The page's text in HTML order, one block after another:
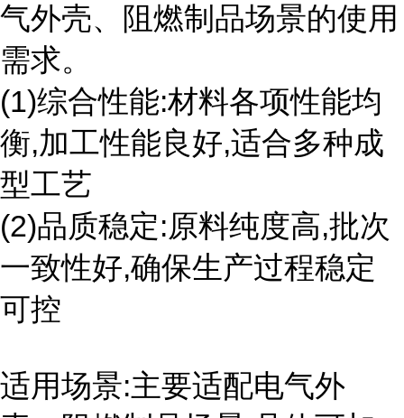
气外壳、阻燃制品场景的使用
需求。
(1)综合性能:材料各项性能均
衡,加工性能良好,适合多种成
型工艺
(2)品质稳定:原料纯度高,批次
一致性好,确保生产过程稳定
可控
适用场景:主要适配电气外